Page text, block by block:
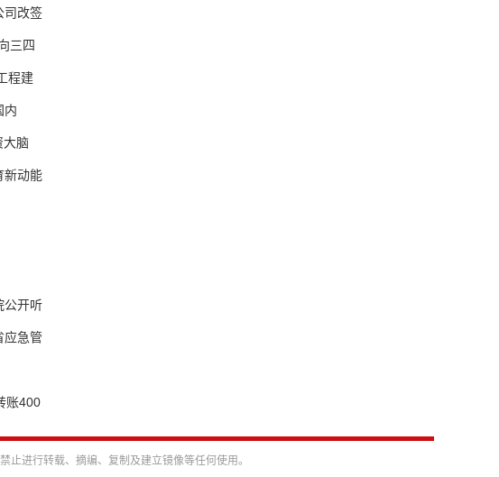
司改签
三四
程建
内
大脑
动能
公开听
应急管
账400
进行转载、摘编、复制及建立镜像等任何使用。